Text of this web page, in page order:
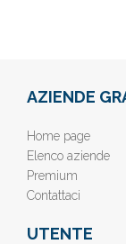
AZIENDE
Home page
Elenco aziende
Premium
Contattaci
UTENTE